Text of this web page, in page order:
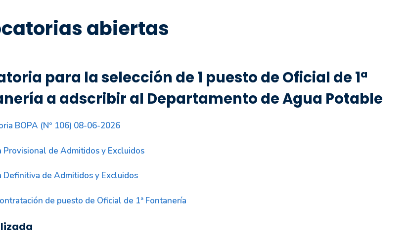
abiertas
para la selección de 1 puesto de Oficial de 1ª
a adscribir al Departamento de Agua Potable
BOPA (Nº 106) 08-06-2026
Provisional de Admitidos y Excluidos
Definitiva de Admitidos y Excluidos
de puesto de Oficial de 1ª Fontanería